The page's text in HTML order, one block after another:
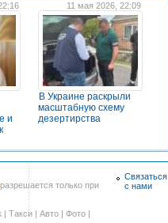
и
11 мая 2026, 22:09
В Украине раскрыли
масштабную схему
дезертирства
разрешается только при
| Такси | Авто | Фото |
Связаться
с нами